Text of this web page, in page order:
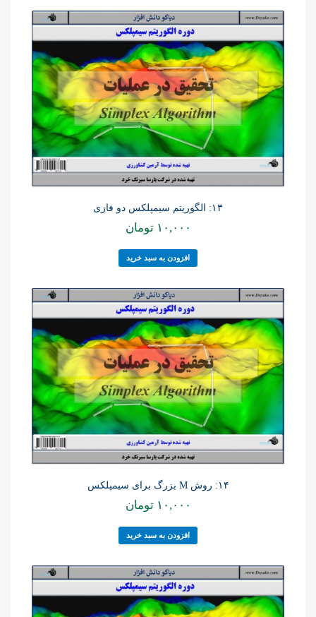
۱۳: الگوریتم سیمپلکس دو فازی
۱۰,۰۰۰ تومان
افزودن به سبد خرید
۱۴: روش M بزرگ برای سیمپلکس
۱۰,۰۰۰ تومان
افزودن به سبد خرید